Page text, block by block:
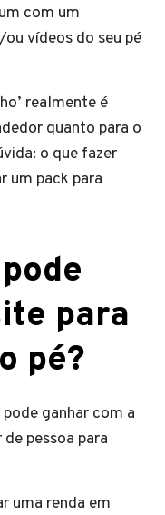
com um
vídeos do seu pé
realmente é
quanto para o
o que fazer
um pack para
para
pé?
ganhar com a
pessoa para
uma renda em